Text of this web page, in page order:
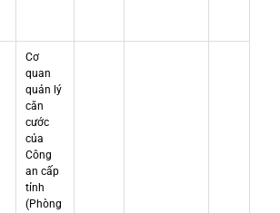
Cơ
quan
quản lý
căn
cước
của
Công
an cấp
tỉnh
(Phòng